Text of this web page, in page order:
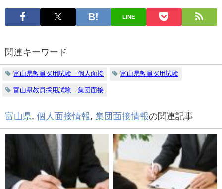
LINE
関連キーワード
富山県教員採用試験 個人面接 富山県教員採用試験
富山県教員採用試験 集団面接
富山県, 個人面接情報, 集団面接情報の関連記事